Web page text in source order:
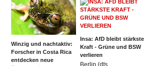
Winzig und nachtaktiv:
Forscher in Costa Rica
entdecken neue
Insa: AfD bleibt stärkste
Kraft - Grüne und BSW
verlieren
Berlin (dts